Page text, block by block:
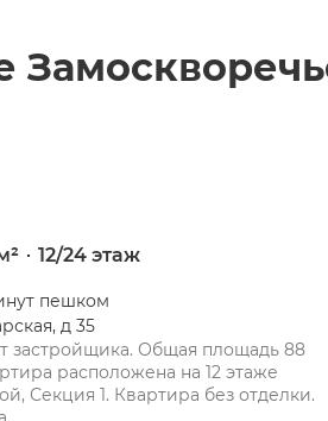
12/24 этаж
пешком
д 35
застройщика. Общая площадь 88
расположена на 12 этаже
Секция 1. Квартира без отделки.